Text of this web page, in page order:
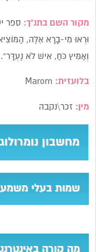
מקור השם בתנ”ך: ספר
וּרְאוּ מִי-בָרָא אֵלֶּה,
וְאַמִּיץ כֹּחַ, אִישׁ לֹא נֶעְדָּר”.
בלועזית:
מין: זכר\נקבה
מחשבון
שמות בעלי
מה קורה